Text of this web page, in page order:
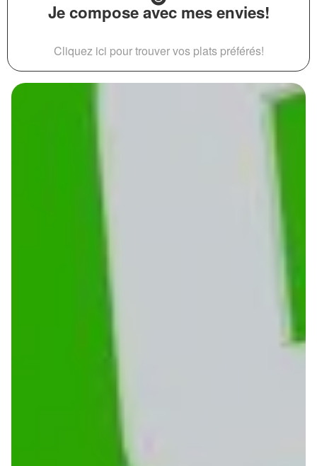
Je compose avec mes envies!
Cliquez ici pour trouver vos plats préférés!